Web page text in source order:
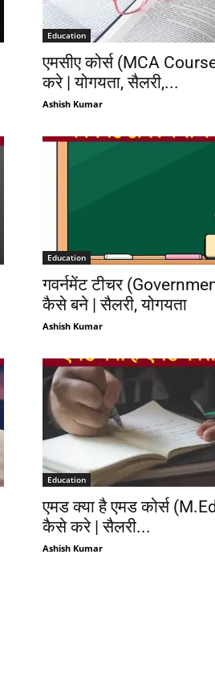
Education
एमसीए कोर्स (MCA
करे | योगयता, सैलरी,...
Ashish Kumar
Education
गवर्नमेंट टीचर
कैसे बने | सैलरी, योगयता
Ashish Kumar
Education
एमड क्या है एमड कोर्स
कैसे करे | सैलरी...
Ashish Kumar